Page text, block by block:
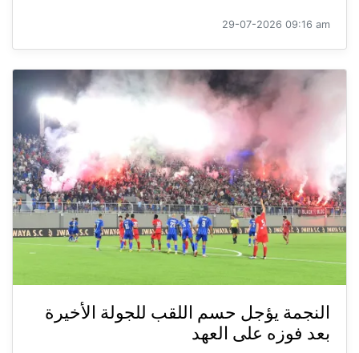
29-07-2026 09:16 am
النجمة يؤجل حسم اللقب للجولة الأخيرة
بعد فوزه على العهد